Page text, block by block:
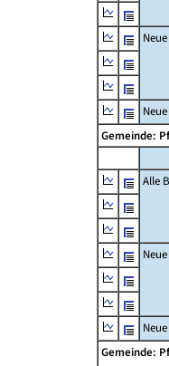
Gemeinde:
Alle
Gemeinde: